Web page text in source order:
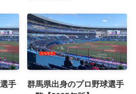
手
群馬県出身のプロ野球選手